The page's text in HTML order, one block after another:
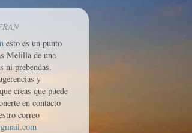
esto es un punto
Melilla de una
ni prebendas.
y
creas que puede
en contacto
correo